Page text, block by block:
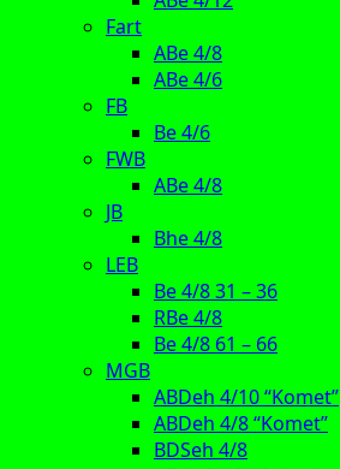
Fart
ABe 4/8
ABe 4/6
FB
Be 4/6
FWB
ABe 4/8
JB
Bhe 4/8
LEB
Be 4/8 31 – 36
RBe 4/8
Be 4/8 61 – 66
MGB
ABDeh 4/10 “Komet”
ABDeh 4/8 “Komet”
BDSeh 4/8